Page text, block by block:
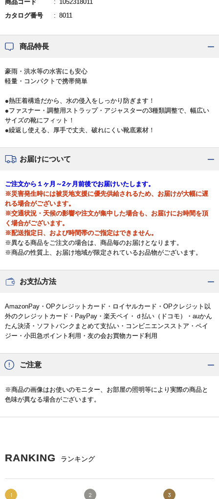
商品コード
1052318011
カタログ番号
8011
商品特長
豪雨・洪水等の水害にも安心
軽量・コンパクトで携帯簡単
●熱圧着構造だから、水の侵入をしっかり防ぎます！
●ファスナー・調整用ストラップ・アジャスターの3種類調整で、幅広い
サイズの靴にフィット！
●繰返し使える、厚手で丈夫、破れにくい靴底素材！
お届けについて
ご注文から１ヶ月～2ヶ月前後でお届けいたします。
※災害発生時には被災地支援に優先供給されるため、お届けが大幅に遅
れる場合がございます。
※交通状況・天候の影響や注文が集中した場合も、お届けにお時間を頂
く場合がございます。
※配送指定日、および時間帯のご指定はできません。
※異なる商品をご注文の場合は、商品毎のお届けとなります。
※商品の性質上、お届け地域が限定されているお品物がございます。
お支払方法
AmazonPay・OPクレジットカード・ロイヤルカード・OPクレジット以
外のクレジットカード・PayPay・楽天ペイ・ｄ払い（ドコモ）・auかん
たん決済・ソフトバンクまとめて支払い・コンビニエンスストア・ペイ
ジー・小田急ポイント利用・友の会お買物カード利用
ご注意
※商品の画像はお使いのモニター、お部屋の照明等により実際の商品と
色味が異なる場合がございます。
RANKING ランキング
1 2 3